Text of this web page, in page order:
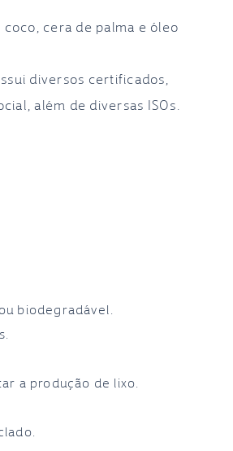
cera de palma e óleo
diversos certificados,
além de diversas ISOs.
biodegradável.
a produção de lixo.